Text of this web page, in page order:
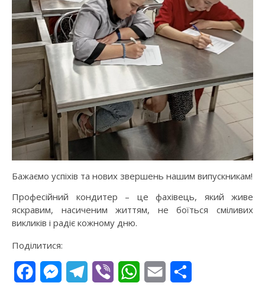
Бажаємо успіхів та нових звершень нашим випускникам!
Професійний кондитер – це фахівець, який живе
яскравим, насиченим життям, не боїться сміливих
викликів і радіє кожному дню.
Поділитися:
FacebookMessengerTelegram
Viber WhatsApp
Email